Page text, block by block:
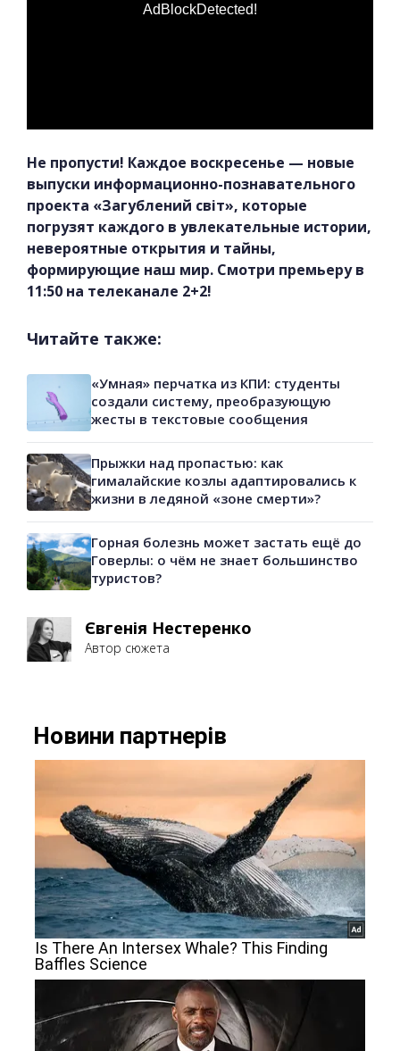
AdBlockDetected!
Не пропусти! Каждое воскресенье — новые
выпуски информационно-познавательного
проекта «Загублений світ», которые
погрузят каждого в увлекательные истории,
невероятные открытия и тайны,
формирующие наш мир. Смотри премьеру в
11:50 на телеканале 2+2!
Читайте также:
«Умная» перчатка из КПИ: студенты
создали систему, преобразующую
жесты в текстовые сообщения
Прыжки над пропастью: как
гималайские козлы адаптировались к
жизни в ледяной «зоне смерти»?
Горная болезнь может застать ещё до
Говерлы: о чём не знает большинство
туристов?
Євгенія Нестеренко
Автор сюжета